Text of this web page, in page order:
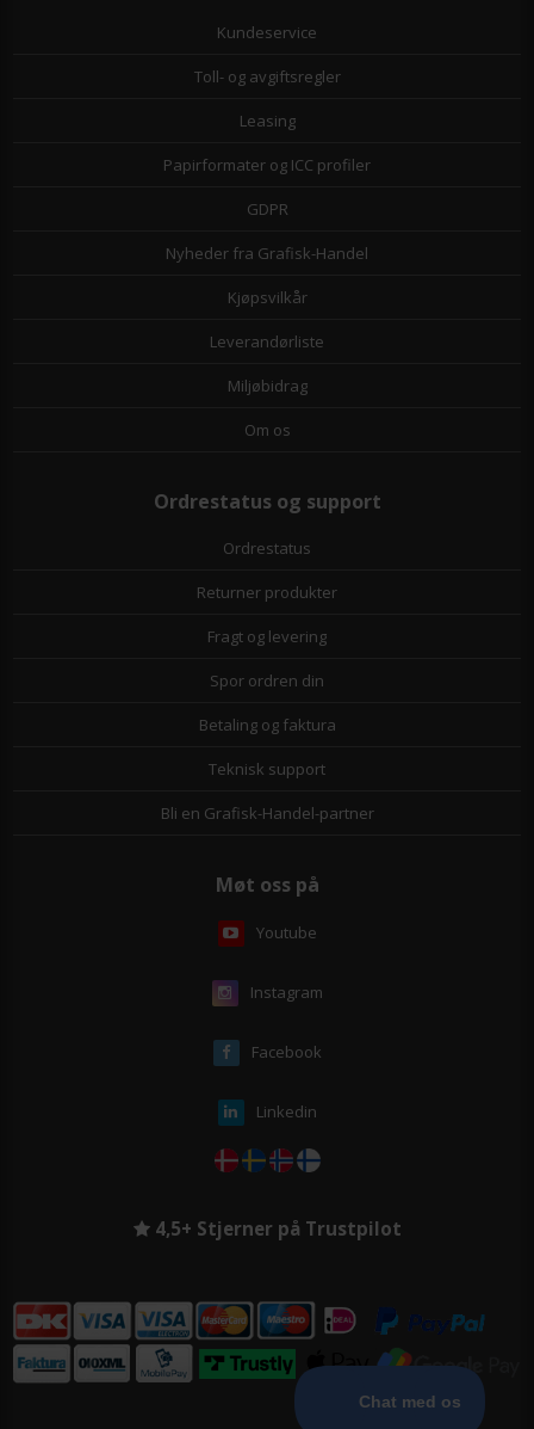
Kundeservice
Toll- og avgiftsregler
Leasing
Papirformater og ICC profiler
GDPR
Nyheder fra Grafisk-Handel
Kjøpsvilkår
Leverandørliste
Miljøbidrag
Om os
Ordrestatus og support
Ordrestatus
Returner produkter
Fragt og levering
Spor ordren din
Betaling og faktura
Teknisk support
Bli en Grafisk-Handel-partner
Møt oss på
Youtube
Instagram
Facebook
Linkedin
4,5+ Stjerner på Trustpilot